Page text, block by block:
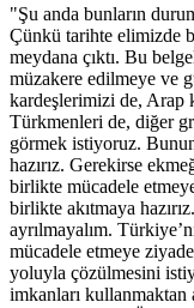
"Şu anda bunların
Çünkü tarihte elimizde
meydana çıktı. Bu
müzakere edilmeye ve
kardeşlerimizi de, Arap
Türkmenleri de, diğer
görmek istiyoruz.
hazırız. Gerekirse
birlikte mücadele
birlikte akıtmaya
ayrılmayalım.
mücadele etmeye
yoluyla çözülmesini
imkanları kullanmaktan